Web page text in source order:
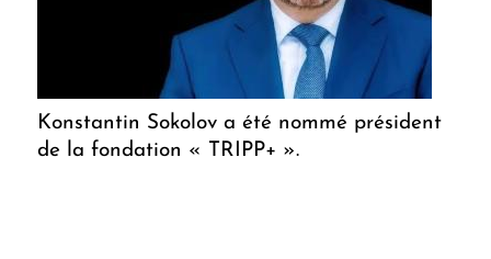
Konstantin Sokolov a été nommé président
de la fondation « TRIPP+ ».